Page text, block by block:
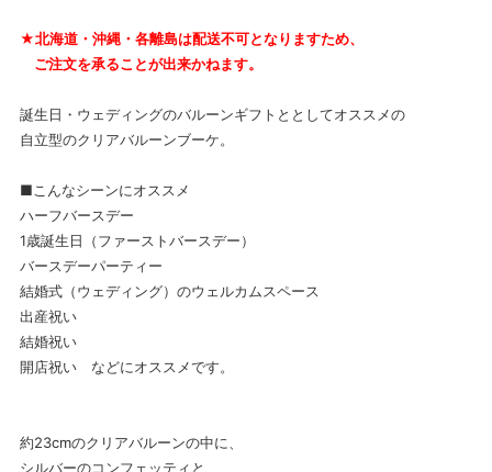
★北海道・沖縄・各離島は配送不可となりますため、
ご注文を承ることが出来かねます。
誕生日・ウェディングのバルーンギフトととしてオススメの
自立型のクリアバルーンブーケ。
■こんなシーンにオススメ
ハーフバースデー
1歳誕生日（ファーストバースデー）
バースデーパーティー
結婚式（ウェディング）のウェルカムスペース
出産祝い
結婚祝い
開店祝い などにオススメです。
約23cmのクリアバルーンの中に、
シルバーのコンフェッティと